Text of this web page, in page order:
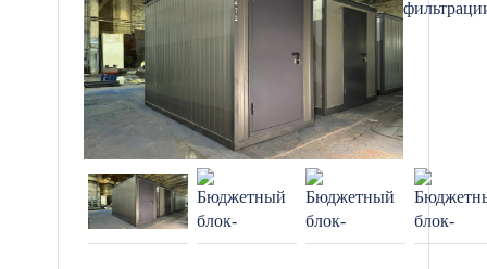
канализации: Для подключения
умывальников, туалетов и
душевых в номерах.
Дополнительные опции и
возможности настройки